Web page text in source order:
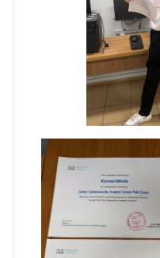
Informatycy
Staszica w Iłży!
Zakończenie